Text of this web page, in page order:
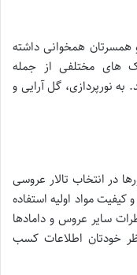
همسرتان همخوانی داشته
های مختلفی از جمله
نورپردازی، گل آرایی و
در انتخاب تالار عروسی
کیفیت مواد اولیه استفاده
سایر عروس و دامادها
خودتان اطلاعات کسب